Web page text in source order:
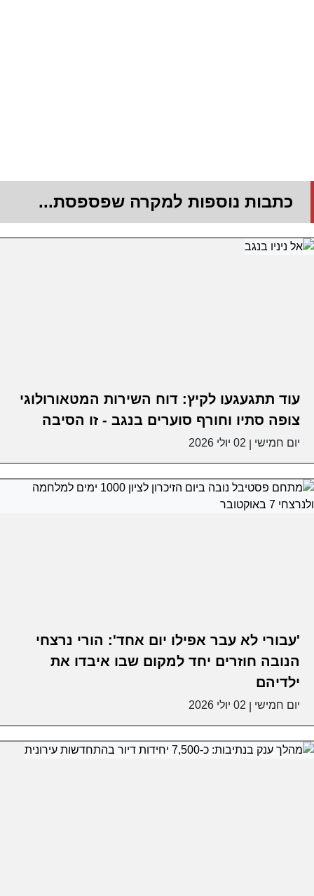
כתבות נוספות למקרה שפספסת...
עוד תתגעגעו לקיץ: דוח השירות המטאורולוגי
צופה סתיו וחורף סוערים בנגב - זו הסיבה
יום חמישי 02 יולי 2026
'עבורי לא עבר אפילו יום אחד': הורי נרצחי
הנובה חוזרים יחד למקום שבו איבדו את
ילדיהם
יום חמישי 02 יולי 2026